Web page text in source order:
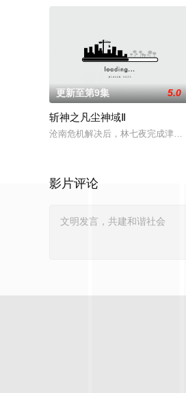
更新至第9集 5.0
斩神之凡尘神域Ⅱ
沧南危机解决后，林七夜完成津
影片评论